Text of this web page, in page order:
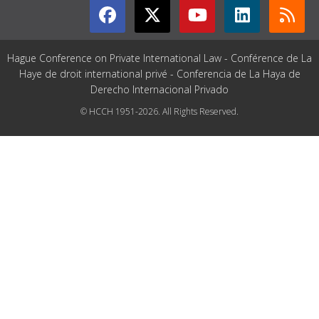
Hague Conference on Private International Law - Conférence de La
Haye de droit international privé - Conferencia de La Haya de
Derecho Internacional Privado
© HCCH 1951-2026. All Rights Reserved.